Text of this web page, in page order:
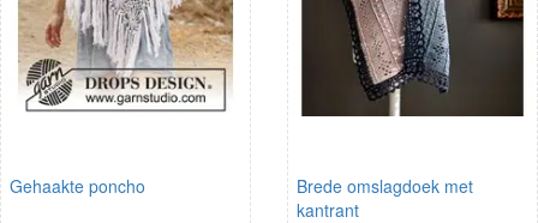
Gehaakte poncho
Brede omslagdoek met
kantrant